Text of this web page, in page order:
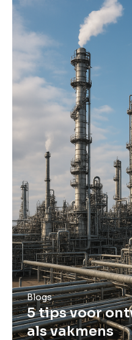
Blogs
5 tips voor
als vakmens